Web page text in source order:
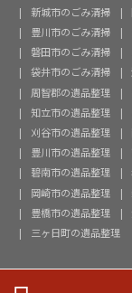
新城市のごみ清掃
豊川市のごみ清掃
磐田市のごみ清掃
袋井市のごみ清掃
周智郡の遺品整理
知立市の遺品整理
刈谷市の遺品整理
豊川市の遺品整理
碧南市の遺品整理
岡崎市の遺品整理
豊橋市の遺品整理
三ヶ日町の遺品整理